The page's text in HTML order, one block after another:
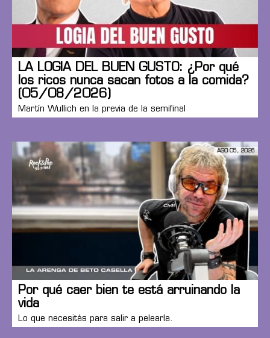
LA LOGIA DEL BUEN GUSTO: ¿Por qué
los ricos nunca sacan fotos a la comida?
(05/08/2026)
Martín Wullich en la previa de la semifinal
AGO 05, 2026
Por qué caer bien te está arruinando la
vida
Lo que necesitás para salir a pelearla.